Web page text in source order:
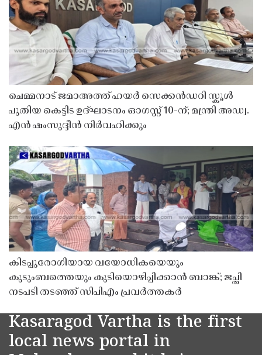
ചെമ്മനാട് ജമാഅത്ത് ഹയർ സെക്കൻഡറി സ്കൂൾ
പുതിയ കെട്ടിട ഉദ്ഘാടനം ഓഗസ്റ്റ് 10-ന്; മന്ത്രി അഡ്വ.
എൻ ഷംസുദ്ദീൻ നിർവഹിക്കും
കിടപ്പുരോഗിയായ വയോധികയെയും
കുടുംബത്തെയും കുടിയൊഴിപ്പിക്കാൻ ബാങ്ക്; ജപ്തി
നടപടി തടഞ്ഞ് സിപിഎം പ്രവർത്തകർ
Kasaragod Vartha is the first
local news portal in